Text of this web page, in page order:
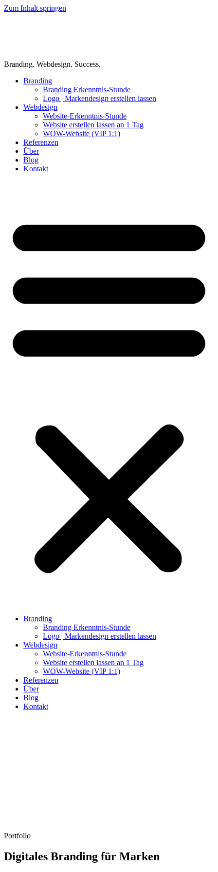
Zum Inhalt springen
Branding. Webdesign. Success.
Branding
Branding Erkenntnis-Stunde
Logo | Markendesign erstellen lassen
Webdesign
Website-Erkenntnis-Stunde
Website erstellen lassen an 1 Tag
WOW-Website (VIP 1:1)
Referenzen
Über
Blog
Kontakt
Branding
Branding Erkenntnis-Stunde
Logo | Markendesign erstellen lassen
Webdesign
Website-Erkenntnis-Stunde
Website erstellen lassen an 1 Tag
WOW-Website (VIP 1:1)
Referenzen
Über
Blog
Kontakt
Portfolio
Digitales Branding für Marken